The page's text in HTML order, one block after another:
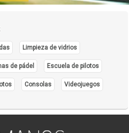
Limpieza de vidrios
de pádel Escuela de pilotos
Consolas Videojuegos